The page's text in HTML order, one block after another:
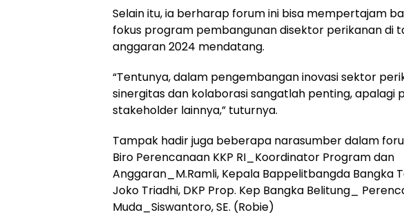
Selain itu, ia berharap forum ini bisa mempertajam
fokus program pembangunan disektor perikanan di
anggaran 2024 mendatang.
“Tentunya, dalam pengembangan inovasi sektor
sinergitas dan kolaborasi sangatlah penting, apalagi
stakeholder lainnya,” tuturnya.
Tampak hadir juga beberapa narasumber dalam
Biro Perencanaan KKP RI_Koordinator Program dan
Anggaran_M.Ramli, Kepala Bappelitbangda Bangka
Joko Triadhi, DKP Prop. Kep Bangka Belitung_
Muda_Siswantoro, SE. (Robie)